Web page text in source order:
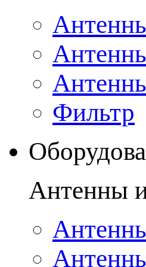
Фильтр
Антенны